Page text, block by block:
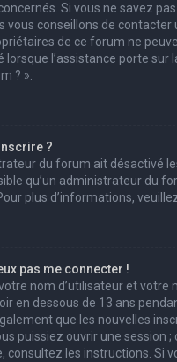
Si vous ne savez
vous conseillons de
de ce forum ne
l’assistance porte
? ».
?
du forum ait désactivé
qu’un administrateur du
plus d’informations,
pas me connecter !
nom d’utilisateur et
en dessous de 13 ans
que les nouvelles
puissiez ouvrir une
consultez les instructions. Si